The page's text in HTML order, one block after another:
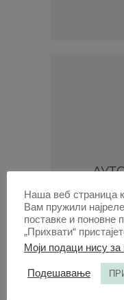
Наша веб страница
Вам пружили
поставке и поновне
„Прихвати“
Моји подаци нису за
Подешавање